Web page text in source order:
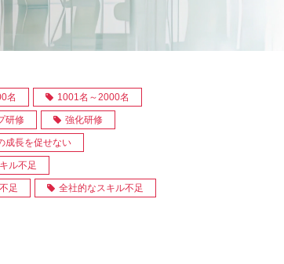
名 1001名～2000名
研修 強化研修
成長を促せない
ル不足
足 全社的なスキル不足